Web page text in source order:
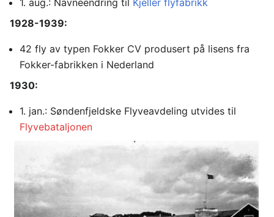
1928-1939:
42 fly av typen Fokker CV produsert på lisens fra
Fokker-fabrikken i Nederland
1930:
1. jan.: Søndenfjeldske Flyveavdeling utvides til
Flyvebataljonen